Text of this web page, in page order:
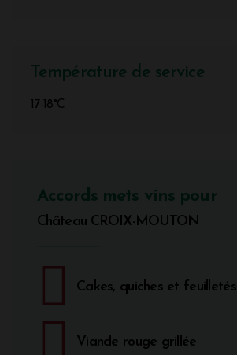
Température de service
17-18°C
Accords mets vins pour
Château CROIX-MOUTON
Cakes, quiches et feuilletés
Viande rouge grillée